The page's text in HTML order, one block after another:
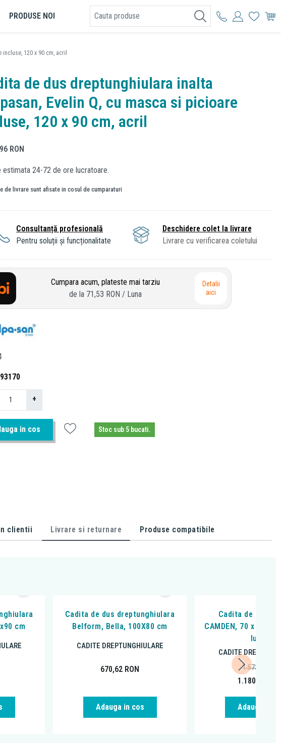
PRODUSE NOI
120 x 90 cm, acril
de dus dreptunghiulara inalta
Evelin Q, cu masca si picioare
120 x 90 cm, acril
RON
estimata 24-72 de ore lucratoare.
de livrare sunt afisate in cosul de cumparaturi
Consultanță profesională
Pentru soluții și funcționalitate
Deschidere colet la livrare
Livrare cu verificarea coletului
Cumpara acum, plateste mai tarziu
de la 71,53 RON / Luna
Detalii
aici
+
in cos Stoc sub 5 bucati.
clientii Livrare si returnare Produse compatibile
cm
Cadita de dus dreptunghiulara
Belform, Bella, 100X80 cm
CADITE DREPTUNGHIULARE
670,62 RON
Adauga in cos
Cadita de dus,
CAMDEN, 70 x 120
lucios
CADITE
1.180,00
1.573,59
Adauga in